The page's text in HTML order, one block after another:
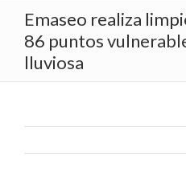
Emaseo realiza
86 puntos
lluviosa